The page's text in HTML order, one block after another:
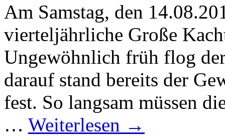
Am Samstag, den
vierteljährliche Große
Ungewöhnlich früh flog
darauf stand bereits der
fest. So langsam müssen
… Weiterlesen →